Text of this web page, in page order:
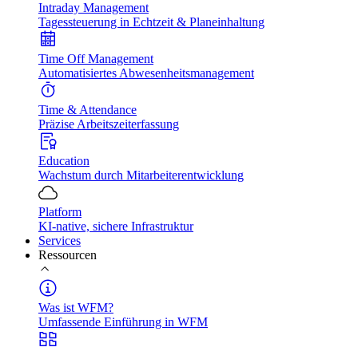
Intraday Management
Tagessteuerung in Echtzeit & Planeinhaltung
Time Off Management
Automatisiertes Abwesenheitsmanagement
Time & Attendance
Präzise Arbeitszeiterfassung
Education
Wachstum durch Mitarbeiterentwicklung
Platform
KI-native, sichere Infrastruktur
Services
Ressourcen
Was ist WFM?
Umfassende Einführung in WFM